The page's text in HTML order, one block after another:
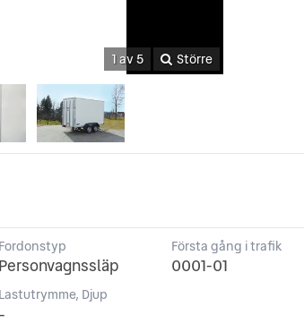
1 av 5 Större
Fordonstyp
Personvagnssläp
Första gång i trafik
0001-01
Lastutrymme, Djup
-